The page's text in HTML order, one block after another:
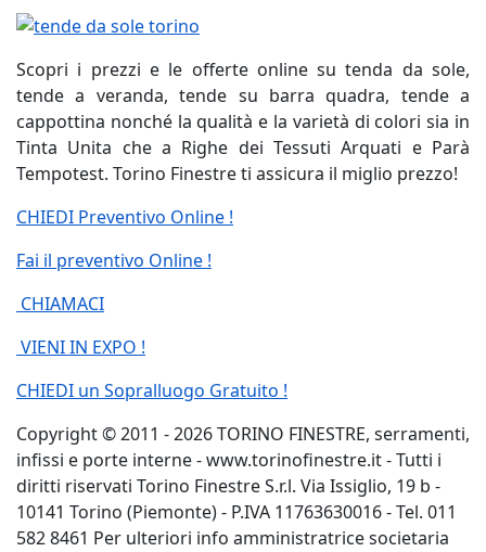
Scopri i prezzi e le offerte online su tenda da sole,
tende a veranda, tende su barra quadra, tende a
cappottina nonché la qualità e la varietà di colori sia in
Tinta Unita che a Righe dei Tessuti Arquati e Parà
Tempotest. Torino Finestre ti assicura il miglio prezzo!
CHIEDI Preventivo Online !
Fai il preventivo Online !
CHIAMACI
VIENI IN EXPO !
CHIEDI un Sopralluogo Gratuito !
Copyright © 2011 - 2026 TORINO FINESTRE, serramenti,
infissi e porte interne - www.torinofinestre.it - Tutti i
diritti riservati Torino Finestre S.r.l. Via Issiglio, 19 b -
10141 Torino (Piemonte) - P.IVA 11763630016 - Tel. 011
582 8461 Per ulteriori info amministratrice societaria